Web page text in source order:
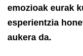
emozioak eurak
esperientzia
aukera da.